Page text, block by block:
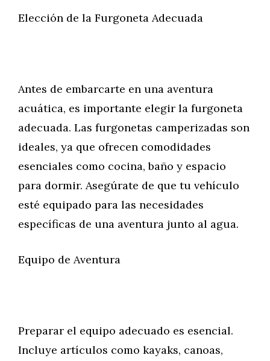
Elección de la Furgoneta Adecuada
Antes de embarcarte en una aventura
acuática, es importante elegir la furgoneta
adecuada. Las furgonetas camperizadas son
ideales, ya que ofrecen comodidades
esenciales como cocina, baño y espacio
para dormir. Asegúrate de que tu vehículo
esté equipado para las necesidades
específicas de una aventura junto al agua.
Equipo de Aventura
Preparar el equipo adecuado es esencial.
Incluye artículos como kayaks, canoas,